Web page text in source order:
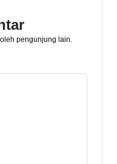
pengunjung lain.